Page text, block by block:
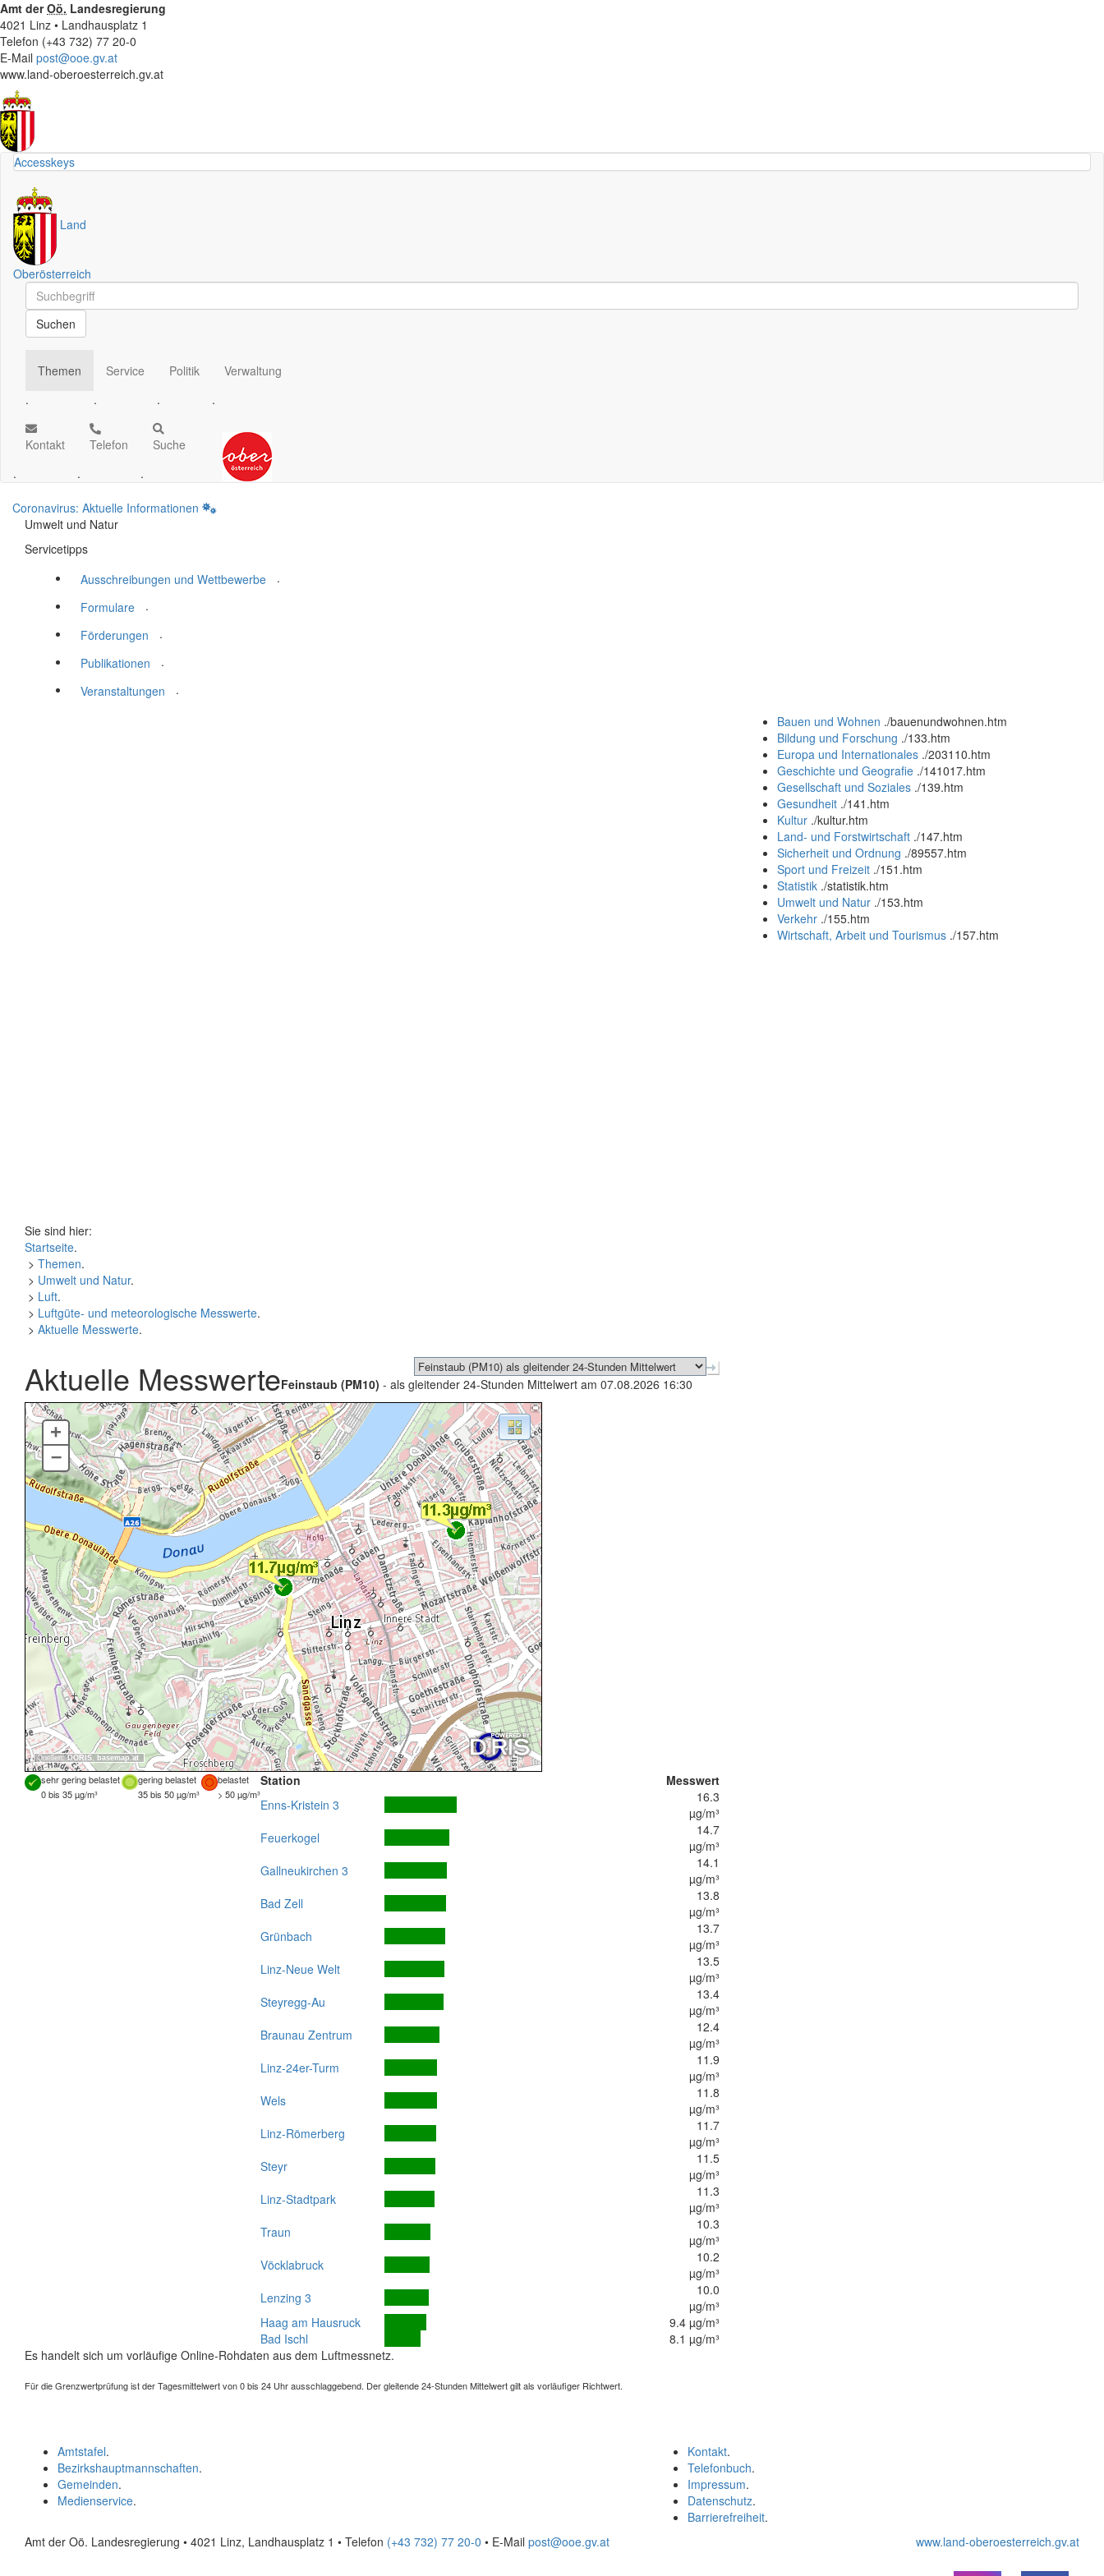
Amt derOö. Landesregierung
4021 Linz • Landhausplatz 1
Telefon (+43 732) 77 20-0
E-Mail post@ooe.gv.at
www.land-oberoesterreich.gv.at
Accesskeys
Land
Oberösterreich
Schnellsuche
Schnellsuche
Suchen
Themen
.
Service
.
Politik
.
Verwaltung
.
Kontakt
.
Telefon
.
Suche
.
Coronavirus: Aktuelle Informationen
Umwelt und Natur
Servicetipps
Ausschreibungen und Wettbewerbe
.
Formulare
.
Förderungen
.
Publikationen
.
Veranstaltungen
.
Bauen und Wohnen ./bauenundwohnen.htm
Bildung und Forschung ./133.htm
Europa und Internationales ./203110.htm
Geschichte und Geografie ./141017.htm
Gesellschaft und Soziales ./139.htm
Gesundheit ./141.htm
Kultur ./kultur.htm
Land- und Forstwirtschaft ./147.htm
Sicherheit und Ordnung ./89557.htm
Sport und Freizeit ./151.htm
Statistik ./statistik.htm
Umwelt und Natur ./153.htm
Verkehr ./155.htm
Wirtschaft, Arbeit und Tourismus ./157.htm
Sie sind hier:
Startseite.
> Themen.
> Umwelt und Natur.
> Luft.
> Luftgüte- und meteorologische Messwerte.
> Aktuelle Messwerte.
Aktuelle MesswerteFeinstaub (PM10) - als gleitender 24-Stunden Mittelwert am 07.08.2026 16:30
Quellen:DORIS, basemap.at
+
–
sehr gering belastet gering belastet
belastet
0 bis 35 µg/m³
35 bis 50 µg/m³ > 50 µg/m³
Station
Messwert
Enns-Kristein 3
16.3
µg/m³
Feuerkogel
14.7
µg/m³
Gallneukirchen 3
14.1
µg/m³
Bad Zell
13.8
µg/m³
Grünbach
13.7
µg/m³
Linz-Neue Welt
13.5
µg/m³
Steyregg-Au
13.4
µg/m³
Braunau Zentrum
12.4
µg/m³
Linz-24er-Turm
11.9
µg/m³
Wels
11.8
µg/m³
Linz-Römerberg
11.7
µg/m³
Steyr
11.5
µg/m³
Linz-Stadtpark
11.3
µg/m³
Traun
10.3
µg/m³
Vöcklabruck
10.2
µg/m³
Lenzing 3
10.0
µg/m³
Haag am Hausruck
9.4 µg/m³
Bad Ischl
8.1 µg/m³
Es handelt sich um vorläufige Online-Rohdaten aus dem Luftmessnetz.
Für die Grenzwertprüfung ist der Tagesmittelwert von 0 bis 24 Uhr ausschlaggebend. Der gleitende 24-Stunden Mittelwert gilt als vorläufiger Richtwert.
Kontakt.
Telefonbuch.
Impressum.
Datenschutz.
Barrierefreiheit.
Amtstafel.
Bezirkshauptmannschaften.
Gemeinden.
Medienservice.
Amt der Oö. Landesregierung • 4021 Linz, Landhausplatz 1 • Telefon (+43 732) 77 20-0 • E-Mail post@ooe.gv.at www.land-oberoesterreich.gv.at